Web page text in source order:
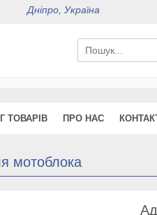
Дніпро, Україна
ТОВАРІВ ПРО НАС
мотоблока